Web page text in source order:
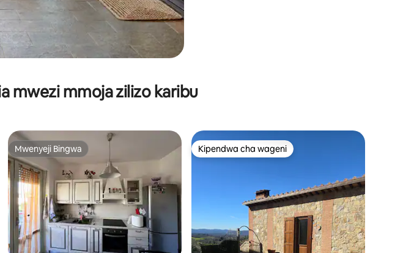
mwezi mmoja zilizo karibu
Mwenyeji Bingwa
Mwenyeji Bingwa Kipendwa cha wageni
Kipendwa cha wageni